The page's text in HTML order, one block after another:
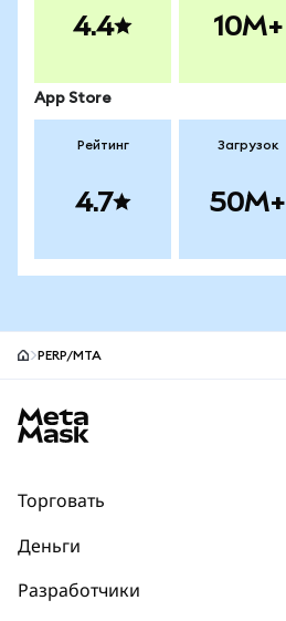
4.4 10M+
App Store
Рейтинг
4.7
Загрузок
50M+
PERP/MTA
Торговать
Прогнозы
Деньги
Разработчики